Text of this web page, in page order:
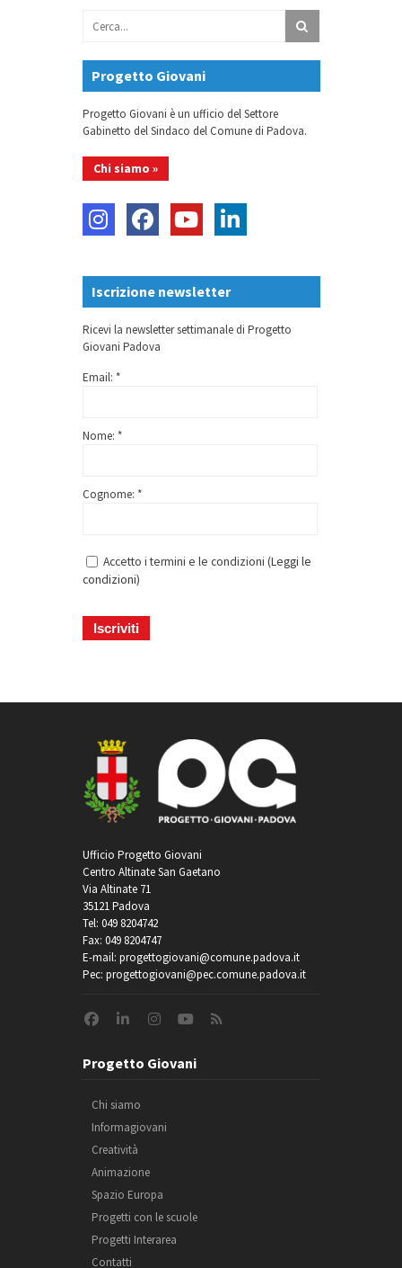
Progetto Giovani
Progetto Giovani è un ufficio del Settore
Gabinetto del Sindaco del Comune di Padova.
Chi siamo »
Iscrizione newsletter
Ricevi la newsletter settimanale di Progetto
Giovani Padova
Email: *
Nome: *
Cognome: *
Accetto i termini e le condizioni (Leggi le
condizioni)
Ufficio Progetto Giovani
Centro Altinate San Gaetano
Via Altinate 71
35121 Padova
Tel: 049 8204742
Fax: 049 8204747
E-mail: progettogiovani@comune.padova.it
Pec: progettogiovani@pec.comune.padova.it
Progetto Giovani
Chi siamo
Informagiovani
Creatività
Animazione
Spazio Europa
Progetti con le scuole
Progetti Interarea
Contatti